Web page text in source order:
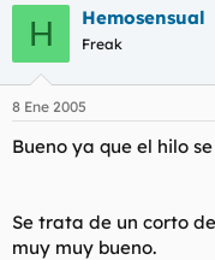
i
c
a
d
o
r
t
e
c
i
n
o
H Hemosensual
Freak
8 Ene 2005
Bueno ya que el hilo
Se trata de un corto
muy muy bueno.